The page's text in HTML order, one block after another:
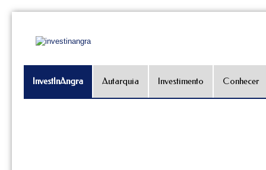
InvestInAngra Autarquia Investimento Conhecer